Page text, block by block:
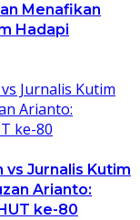
Menafikan
Hadapi
vs Jurnalis Kutim
Arianto:
ke-80